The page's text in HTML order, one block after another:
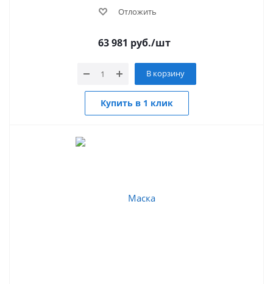
Отложить
63 981 руб./шт
В корзину
Купить в 1 клик